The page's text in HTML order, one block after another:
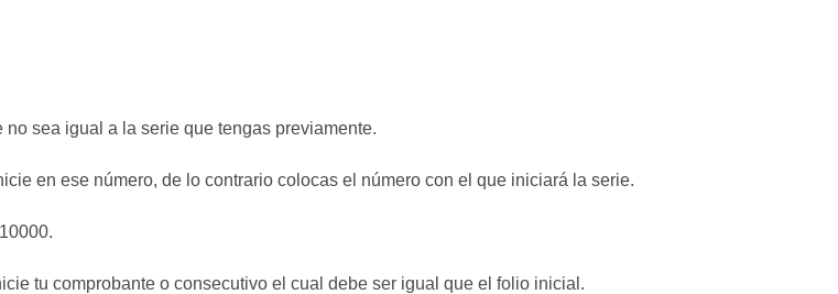
sea igual a la serie que tengas previamente.
en ese número, de lo contrario colocas el número con el que iniciará la serie.
tu comprobante o consecutivo el cual debe ser igual que el folio inicial.